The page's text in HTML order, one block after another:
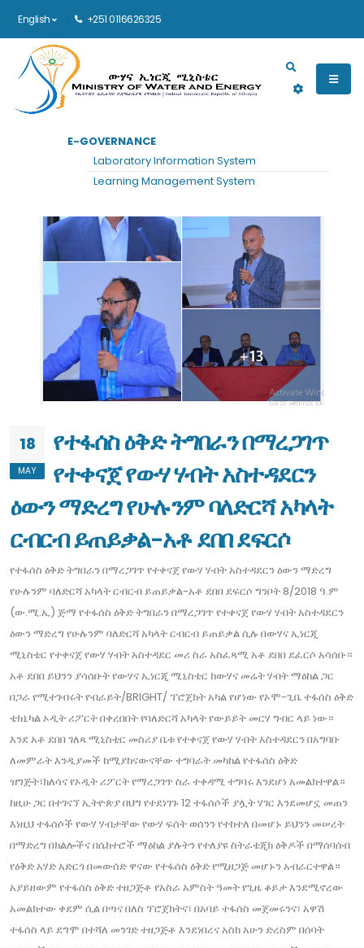
English +251 0116626325
Main navigation
E-GOVERNANCE
Laboratory Information System
Learning Management System
18
MAY
የተፋሰስ ዕቅድ ትግበራን በማረጋገጥ
የተቀናጀ የውሃ ሃብት አስተዳደርን
ዕውን ማድረግ የሁሉንም ባለድርሻ አካላት
ርብርብ ይጠይቃል-አቶ ደበበ ደፍርሶ
የተፋሰስ ዕቅድ ትግበራን በማረጋገጥ የተቀናጀ የውሃ ሃብት አስተዳደርን ዕውን ማድረግ
የሁሉንም ባለድርሻ አካላት ርብርብ ይጠይቃል-አቶ ደበበ ደፍርሶ ግንቦት 8/2018 ዓ.ም
(ው.ሚ.ኢ) ጅማ የተፋሰስ ዕቅድ ትግበራን በማረጋገጥ የተቀናጀ የውሃ ሃብት አስተዳደርን
ዕውን ማድረግ የሁሉንም ባለድርሻ አካላት ርብርብ ይጠይቃል ሲሉ በውሃና ኢነርጂ
ሚኒስቴር የተቀናጀ የውሃ ሃብት አስተዳደር መሪ ስራ አስፈጻሚ አቶ ደበበ ደፈርሶ አሳሰቡ።
አቶ ደበበ ይህንን ያሳሰቡት የውሃና ኢነርጂ ሚኒስቴር ከውሃና መሬት ሃብት ማዕከል ጋር
በጋራ የሚተገብሩት የብራይት/BRIGHT/ ፕሮጀክት አካል የሆነው የኦሞ-ጊቤ ተፋሰስ ዕቅድ
ቴክኒካል ኦዲት ሪፖርት በቀረበበት የባለድርሻ አካላት የውይይት መርሃ ግብር ላይ ነው።
እንደ አቶ ደበበ ገለጻ ሚኒስቴር መስሪያ ቤቱ የተቀናጀ የውሃ ሃብት አስተዳደርን በአግባቡ
ለመምራት እንዲያመች ከሚያከናውናቸው ተግባራት መካከል የተፋሰስ ዕቅድ
ዝግጅት፣ክለሳና የኦዲት ሪፖርት የማረጋገጥ ስራ ተቀዳሚ ተግባሩ እንደሆነ አመልክተዋል።
ከዚሁ ጋር በተገናኘ ኢትዮጵያ በህግ የተደነገጉ 12 ተፋሰሶች ያሏት ሃገር እንደመሆኗ መጠን
እነዚህ ተፋሰሶች የውሃ ሃብታቸው የውሃ ፍሰት ወሰንን የተከተለ በመሆኑ ይህንን መሠረት
በማድረግ በክልሎችና በሴክተሮች ማዕከል ያሉትን የተለያዩ ስትራቴጂክ ዕቅዶች በማሰባሰብ
የዕቅድ አሃድ አድርጎ በመውሰድ ዋናው የተፋሰስ ዕቅድ የሚዘጋጅ መሆኑን አብራርተዋል።
አያይዘውም የተፋሰስ ዕቅድ ተዘጋጅቶ የአስራ አምስት ዓመት የጊዜ ቆይታ እንደሚኖረው
አመልክተው ቀደም ሲል በጣና በለስ ፕሮጀክትና፣ በአባይ ተፋሰስ መጀመሩንና፣ አዋሽ
ተፋሰስ ላይ ደግሞ በተሻለ መንገድ ተዘጋጅቶ እንደነበረና አስከ አሁን ድረስም በሰባት